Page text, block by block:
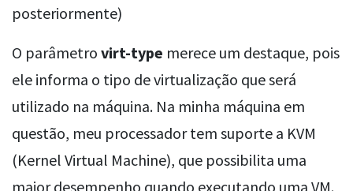
posteriormente)
O parâmetro virt-type merece um destaque, pois
ele informa o tipo de virtualização que será
utilizado na máquina. Na minha máquina em
questão, meu processador tem suporte a KVM
(Kernel Virtual Machine), que possibilita uma
maior desempenho quando executando uma VM.